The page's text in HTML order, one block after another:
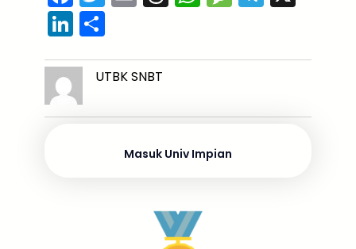
a
c
e
b
o
w
er
m
l
hr
a
s
h
ts
p
p
e
s
g
el
gr
m
Li
n
k
e
dI
ar
UTBK SNBT
Masuk Univ Impian